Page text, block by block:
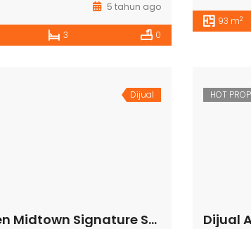
5 tahun ago
3 0
93 m2
Dijual
Apartemen Midtown Signature Summarecon Serpong
HOT